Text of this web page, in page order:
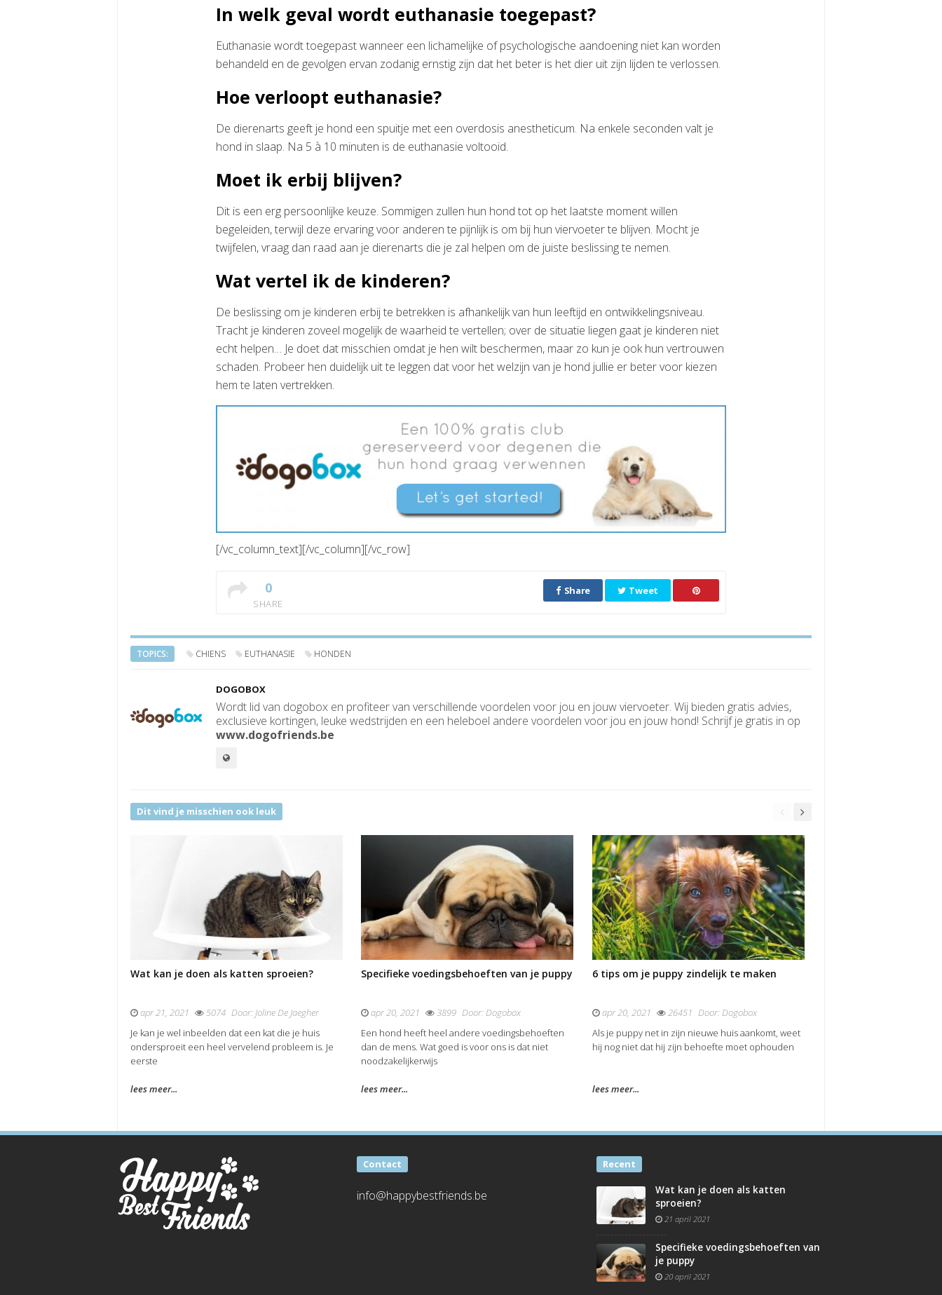
In welk geval wordt euthanasie toegepast?
Euthanasie wordt toegepast wanneer een lichamelijke of psychologische aandoening niet kan worden
behandeld en de gevolgen ervan zodanig ernstig zijn dat het beter is het dier uit zijn lijden te verlossen.
Hoe verloopt euthanasie?
De dierenarts geeft je hond een spuitje met een overdosis anestheticum. Na enkele seconden valt je
hond in slaap. Na 5 à 10 minuten is de euthanasie voltooid.
Moet ik erbij blijven?
Dit is een erg persoonlijke keuze. Sommigen zullen hun hond tot op het laatste moment willen
begeleiden, terwijl deze ervaring voor anderen te pijnlijk is om bij hun viervoeter te blijven. Mocht je
twijfelen, vraag dan raad aan je dierenarts die je zal helpen om de juiste beslissing te nemen.
Wat vertel ik de kinderen?
De beslissing om je kinderen erbij te betrekken is afhankelijk van hun leeftijd en ontwikkelingsniveau.
Tracht je kinderen zoveel mogelijk de waarheid te vertellen; over de situatie liegen gaat je kinderen niet
echt helpen… Je doet dat misschien omdat je hen wilt beschermen, maar zo kun je ook hun vertrouwen
schaden. Probeer hen duidelijk uit te leggen dat voor het welzijn van je hond jullie er beter voor kiezen
hem te laten vertrekken.
[/vc_column_text][/vc_column][/vc_row]
0
SHARE
Share Tweet
TOPICS: CHIENS EUTHANASIE HONDEN
DOGOBOX
Wordt lid van dogobox en profiteer van verschillende voordelen voor jou en jouw viervoeter. Wij bieden gratis advies,
exclusieve kortingen, leuke wedstrijden en een heleboel andere voordelen voor jou en jouw hond! Schrijf je gratis in op
www.dogofriends.be
Dit vind je misschien ook leuk
Wat kan je doen als katten sproeien?
apr 21, 2021 5074 Door: Joline De Jaegher
Je kan je wel inbeelden dat een kat die je huis
ondersproeit een heel vervelend probleem is. Je
eerste
lees meer...
Specifieke voedingsbehoeften van je puppy
apr 20, 2021 3899 Door:Dogobox
Een hond heeft heel andere voedingsbehoeften
dan de mens. Wat goed is voor ons is dat niet
noodzakelijkerwijs
lees meer...
6 tips om je puppy zindelijk te maken
apr 20, 2021 26451 Door:Dogobox
Als je puppy net in zijn nieuwe huis aankomt, weet
hij nog niet dat hij zijn behoefte moet ophouden
lees meer...
Contact
info@happybestfriends.be
Recent
Wat kan je doen als katten
sproeien?
21 april 2021
Specifieke voedingsbehoeften van
je puppy
20 april 2021